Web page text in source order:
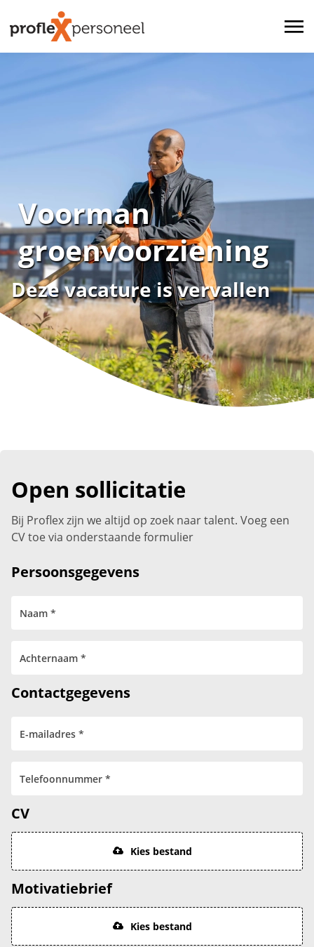
Voorman
groenvoorziening
Deze vacature is vervallen
Open sollicitatie
Bij Proflex zijn we altijd op zoek naar talent. Voeg een
CV toe via onderstaande formulier
Persoonsgegevens
Contactgegevens
CV
Kies bestand
Motivatiebrief
Kies bestand